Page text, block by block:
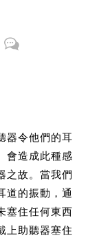
器令他們的耳
會造成此種感
之故。當我們
道的振動，通
塞住任何東西
上助聽器塞住